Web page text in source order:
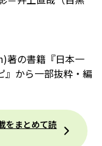
著の書籍『日本一
』から一部抜粋・編
をまとめて読